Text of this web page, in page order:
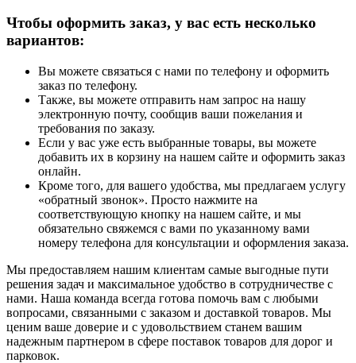
Чтобы оформить заказ, у вас есть несколько
вариантов:
Вы можете связаться с нами по телефону и оформить
заказ по телефону.
Также, вы можете отправить нам запрос на нашу
электронную почту, сообщив ваши пожелания и
требования по заказу.
Если у вас уже есть выбранные товары, вы можете
добавить их в корзину на нашем сайте и оформить заказ
онлайн.
Кроме того, для вашего удобства, мы предлагаем услугу
«обратный звонок». Просто нажмите на
соответствующую кнопку на нашем сайте, и мы
обязательно свяжемся с вами по указанному вами
номеру телефона для консультации и оформления заказа.
Мы предоставляем нашим клиентам самые выгодные пути
решения задач и максимальное удобство в сотрудничестве с
нами. Наша команда всегда готова помочь вам с любыми
вопросами, связанными с заказом и доставкой товаров. Мы
ценим ваше доверие и с удовольствием станем вашим
надежным партнером в сфере поставок товаров для дорог и
парковок.